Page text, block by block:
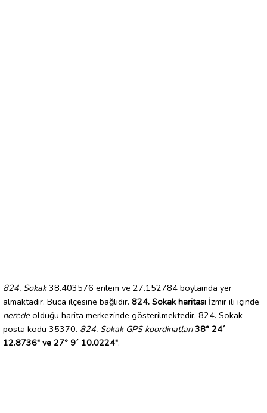
824. Sokak38.403576 enlem ve 27.152784 boylamda yer
almaktadır. Buca ilçesine bağlıdır. 824. Sokak haritası İzmir ili içinde
nerede olduğu harita merkezinde gösterilmektedir. 824. Sokak
posta kodu 35370. 824. Sokak GPS koordinatları 38° 24´
12.8736" ve 27° 9´ 10.0224".